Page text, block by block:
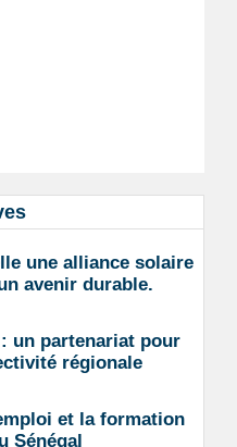
une alliance solaire
avenir durable.
un partenariat pour
régionale
et la formation
Sénégal